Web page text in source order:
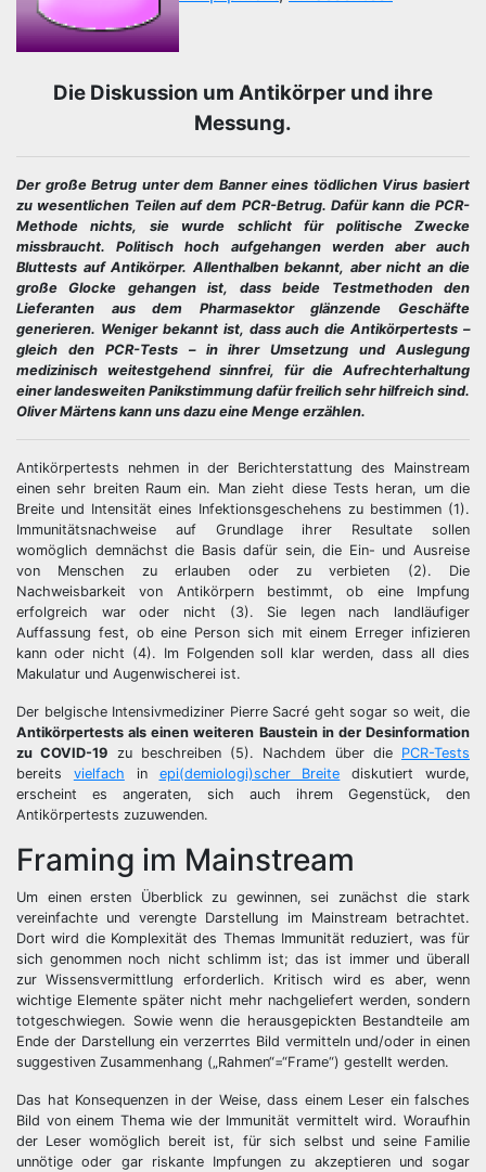
Die Diskussion um Antikörper und ihre
Messung.
Der große Betrug unter dem Banner eines tödlichen Virus basiert
zu wesentlichen Teilen auf dem PCR-Betrug. Dafür kann die PCR-
Methode nichts, sie wurde schlicht für politische Zwecke
missbraucht. Politisch hoch aufgehangen werden aber auch
Bluttests auf Antikörper. Allenthalben bekannt, aber nicht an die
große Glocke gehangen ist, dass beide Testmethoden den
Lieferanten aus dem Pharmasektor glänzende Geschäfte
generieren. Weniger bekannt ist, dass auch die Antikörpertests –
gleich den PCR-Tests – in ihrer Umsetzung und Auslegung
medizinisch weitestgehend sinnfrei, für die Aufrechterhaltung
einer landesweiten Panikstimmung dafür freilich sehr hilfreich sind.
Oliver Märtens kann uns dazu eine Menge erzählen.
Antikörpertests nehmen in der Berichterstattung des Mainstream
einen sehr breiten Raum ein. Man zieht diese Tests heran, um die
Breite und Intensität eines Infektionsgeschehens zu bestimmen (1).
Immunitätsnachweise auf Grundlage ihrer Resultate sollen
womöglich demnächst die Basis dafür sein, die Ein- und Ausreise
von Menschen zu erlauben oder zu verbieten (2). Die
Nachweisbarkeit von Antikörpern bestimmt, ob eine Impfung
erfolgreich war oder nicht (3). Sie legen nach landläufiger
Auffassung fest, ob eine Person sich mit einem Erreger infizieren
kann oder nicht (4). Im Folgenden soll klar werden, dass all dies
Makulatur und Augenwischerei ist.
Der belgische Intensivmediziner Pierre Sacré geht sogar so weit, die
Antikörpertests als einen weiteren Baustein in der Desinformation
zu COVID-19 zu beschreiben (5). Nachdem über die PCR-Tests
bereits vielfach in epi(demiologi)scher Breite diskutiert wurde,
erscheint es angeraten, sich auch ihrem Gegenstück, den
Antikörpertests zuzuwenden.
Framing im Mainstream
Um einen ersten Überblick zu gewinnen, sei zunächst die stark
vereinfachte und verengte Darstellung im Mainstream betrachtet.
Dort wird die Komplexität des Themas Immunität reduziert, was für
sich genommen noch nicht schlimm ist; das ist immer und überall
zur Wissensvermittlung erforderlich. Kritisch wird es aber, wenn
wichtige Elemente später nicht mehr nachgeliefert werden, sondern
totgeschwiegen. Sowie wenn die herausgepickten Bestandteile am
Ende der Darstellung ein verzerrtes Bild vermitteln und/oder in einen
suggestiven Zusammenhang („Rahmen“=“Frame“) gestellt werden.
Das hat Konsequenzen in der Weise, dass einem Leser ein falsches
Bild von einem Thema wie der Immunität vermittelt wird. Woraufhin
der Leser womöglich bereit ist, für sich selbst und seine Familie
unnötige oder gar riskante Impfungen zu akzeptieren und sogar